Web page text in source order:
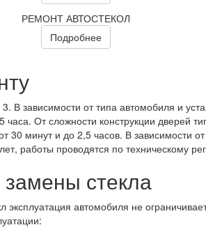
РЕМОНТ АВТОСТЕКОЛ
Подробнее
В зависимости от типа автомобиля и
От сложности конструкции дверей
30 минут и до 2,5 часов. В зависимости
работы проводятся по техническому
стекла
эксплуатация автомобиля не